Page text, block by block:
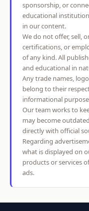
sponsorship, or
educational
in our content.
We do not offer, sell,
certifications, or
of any kind. All
and educational in
Any trade names,
belong to their
informational
Our team works to
may become
directly with official
Regarding
what is displayed on
products or services
ads.